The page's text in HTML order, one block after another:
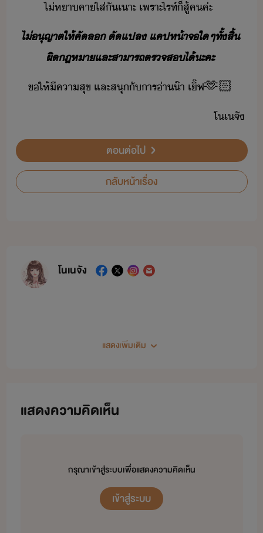
ไ่​หาคา​ใส่​ั​เาะ​ ​เพราะ​ไรท์​็​สู้​ค​ค่ะ​
ไ่​ุญาต​ให้​คัล​ ​ัแปล​ ​แคป​ห้าจ​ใๆ​ทั้สิ้​ ​
ผิฎหา​และ​สาารถ​ตรจส​ไ้​ะคะ
ขให้​ีคาสุข​ ​และ​สุ​ั​าร​่า​๊า​ ​เิ​๊ฟ​🫶🏻
โ​เจั
ตอนต่อไป
กลับหน้าเรื่อง
โนเนจัง
©ห้ามคัดลอก หรือดัดแปลง
มาตรา15 27 31
มีโทษปรับตั้งแต่ 100,000 - 800,000 บาท หรือ
สแกนโหลดแผนผังตัวละคร
แสดงเพิ่มเติม
แสดงความคิดเห็น
กรุณาเข้าสู่ระบบเพื่อแสดงความคิดเห็น
เข้าสู่ระบบ